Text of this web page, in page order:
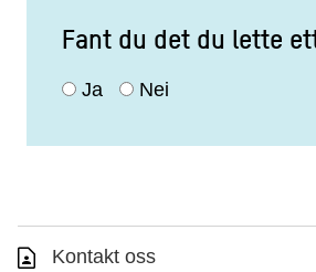
Fant du det du lette
Ja Nei
Kontakt oss